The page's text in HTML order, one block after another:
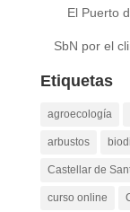
El Puerto
SbN por el
Etiquetas
agroecología
arbustos
Castellar de
curso online